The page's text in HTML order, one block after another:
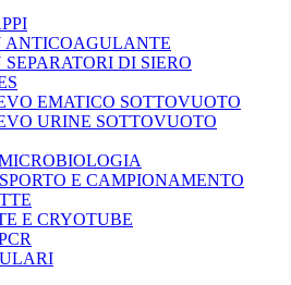
ANTICOAGULANTE
DI SIERO
EMATICO SOTTOVUOTO
URINE SOTTOVUOTO
E CAMPIONAMENTO
E CRYOTUBE